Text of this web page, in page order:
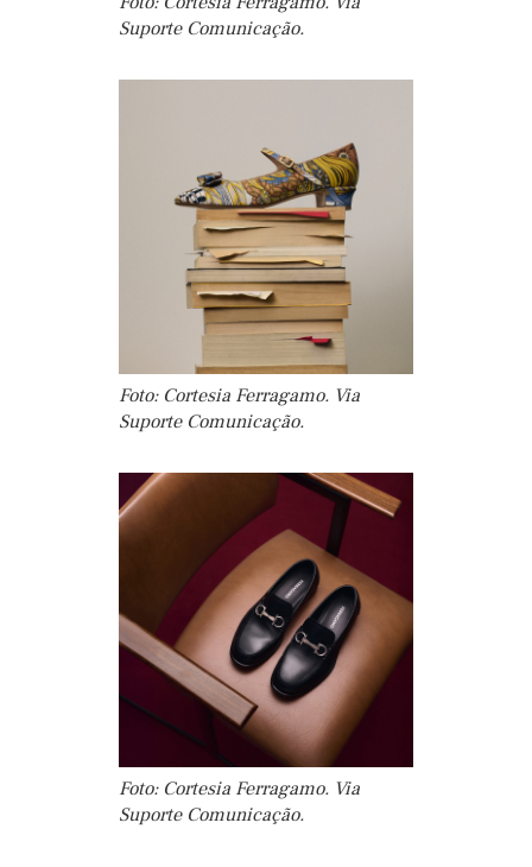
Suporte Comunicação.
Foto: Cortesia Ferragamo. Via
Suporte Comunicação.
Foto: Cortesia Ferragamo. Via
Suporte Comunicação.